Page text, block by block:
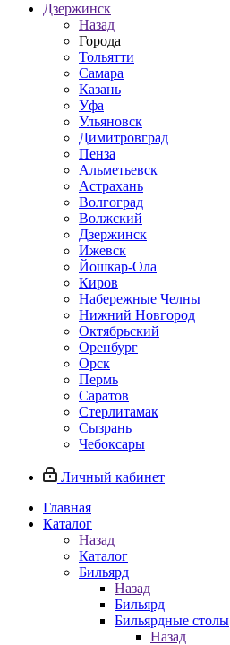
Дзержинск
Назад
Города
Тольятти
Самара
Казань
Уфа
Ульяновск
Димитровград
Пенза
Альметьевск
Астрахань
Волгоград
Волжский
Дзержинск
Ижевск
Йошкар-Ола
Киров
Набережные Челны
Нижний Новгород
Октябрьский
Оренбург
Орск
Пермь
Саратов
Стерлитамак
Сызрань
Чебоксары
Личный кабинет
Главная
Каталог
Назад
Каталог
Бильярд
Назад
Бильярд
Бильярдные столы
Назад